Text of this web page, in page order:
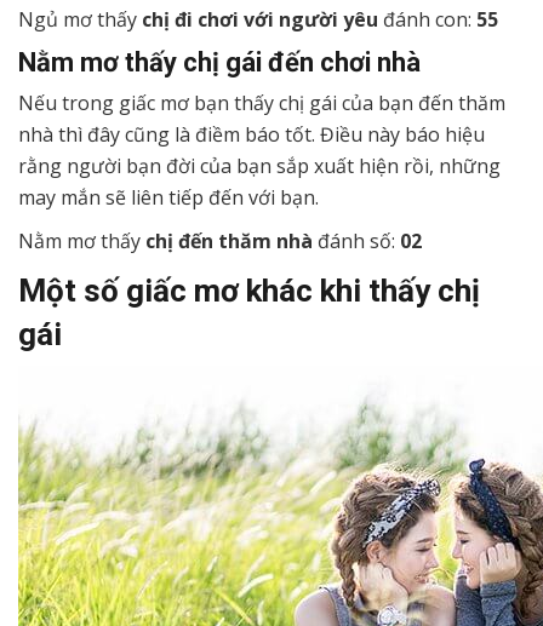
Ngủ mơ thấy chị đi chơi với người yêu đánh con: 55
Nằm mơ thấy chị gái đến chơi nhà
Nếu trong giấc mơ bạn thấy chị gái của bạn đến thăm
nhà thì đây cũng là điềm báo tốt. Điều này báo hiệu
rằng người bạn đời của bạn sắp xuất hiện rồi, những
may mắn sẽ liên tiếp đến với bạn.
Nằm mơ thấy chị đến thăm nhà đánh số: 02
Một số giấc mơ khác khi thấy chị
gái